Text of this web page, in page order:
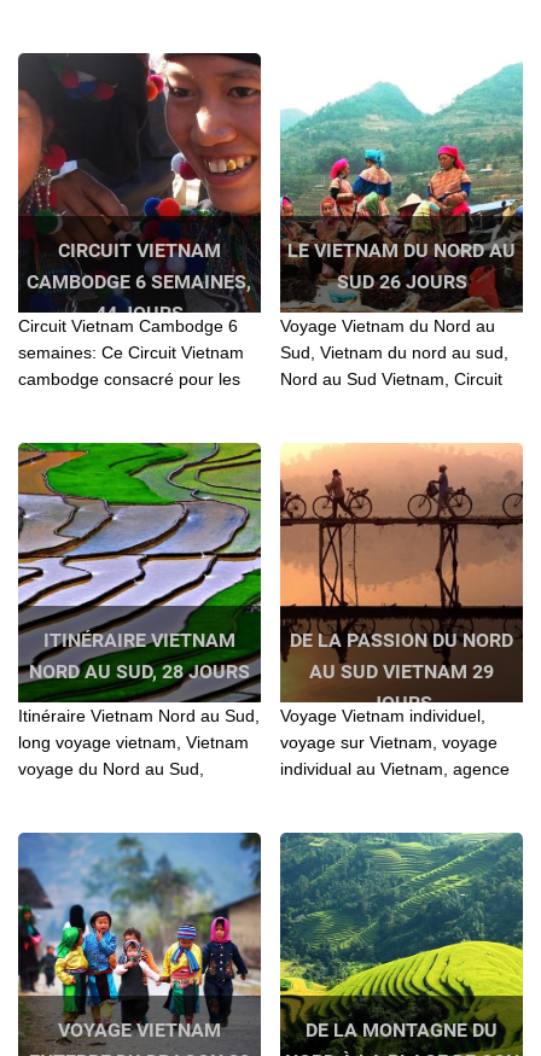
Vietnam, Vietnam touriste,
Voyage au Vietnam 23 jours,
Voyage au Nord Vietnam,
Voyage Vietnam
Vietnam authentique, Voyage
au Nord Vietnam, Voyage au
Vietnam 24 jours, Voyage solo
au Vietnam 24 jours, Voyage
solo au Vietnam, Voyage au
Vietnam
CIRCUIT VIETNAM
CAMBODGE 6 SEMAINES,
44 JOURS
Circuit Vietnam Cambodge 6
semaines: Ce Circuit Vietnam
cambodge consacré pour les
approfondie des pays....
LE VIETNAM DU NORD AU
SUD 26 JOURS
Voyage Vietnam du Nord au
Sud, Vietnam du nord au sud,
Nord au Sud Vietnam, Circuit
Voyage au Nord Vietnam,
Voyage au Vietnam 26 jours,
Voyage au...
ITINÉRAIRE VIETNAM
NORD AU SUD, 28 JOURS
Itinéraire Vietnam Nord au Sud,
long voyage vietnam, Vietnam
voyage du Nord au Sud,
sud vietnam, Voyage Vietnam
28 jours, Voyage Vietnam 4
semaines, Voyage au Vietnam,
Voyage au Nord Vietnam,...
DE LA PASSION DU NORD
AU SUD VIETNAM 29
JOURS
Voyage Vietnam individuel,
voyage sur Vietnam, voyage
individual au Vietnam, agence
sud, Voyage au Nord Vietnam,
Voyage Vietnam 29 jours,
Voyage en groupe au Vietnam
29 jours, Voyage Vietnam 4
semaines,...
VOYAGE VIETNAM
DE LA MONTAGNE DU